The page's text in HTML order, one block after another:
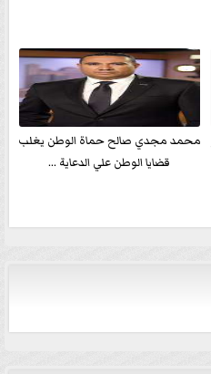
محمد مجدي صالح حماة الوطن يغلب
قضايا الوطن علي الدعاية ...